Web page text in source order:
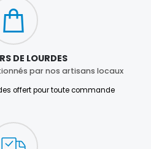
DE LOURDES
par nos artisans locaux
offert pour toute commande